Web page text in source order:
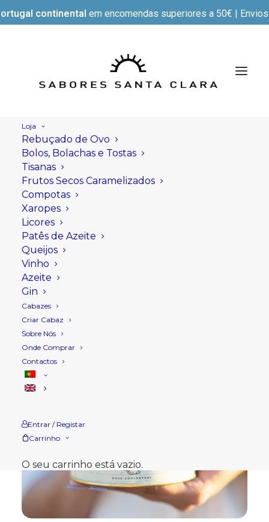
continental em encomendas superiores a 50€ |
Loja
Rebuçado de Ovo
Bolos, Bolachas e Tostas
Tisanas
Frutos Secos Caramelizados
Compotas
Xaropes
Licores
Patês de Azeite
Queijos
Vinho
Azeite
Gin
Cabazes
Criar Cabaz
Sobre Nós
Onde Comprar
Contactos
Entrar / Registar
Carrinho
O seu carrinho está vazio.